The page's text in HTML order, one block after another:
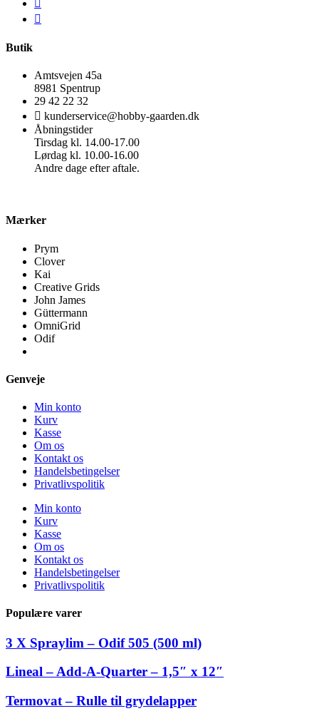
Butik
Amtsvejen 45a
8981 Spentrup
29 42 22 32
kunderservice@hobby-gaarden.dk
Åbningstider
Tirsdag kl. 14.00-17.00
Lørdag kl. 10.00-16.00
Andre dage efter aftale.
Mærker
Prym
Clover
Kai
Creative Grids
John James
Güttermann
OmniGrid
Odif
Genveje
Min konto
Kurv
Kasse
Om os
Kontakt os
Handelsbetingelser
Privatlivspolitik
Min konto
Kurv
Kasse
Om os
Kontakt os
Handelsbetingelser
Privatlivspolitik
Populære varer
3 X Spraylim – Odif 505 (500 ml)
Lineal – Add-A-Quarter – 1,5″ x 12″
Termovat – Rulle til grydelapper